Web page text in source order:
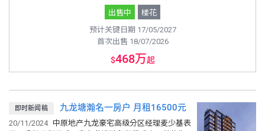
出售中
楼花
预计关键日期 17/05/2027
首次出售 18/07/2026
$468万起
即时新闻稿 九龙塘瀚名一房户 月租16500元
20/11/2024 中原地产九龙豪宅高级分区经理麦少基表